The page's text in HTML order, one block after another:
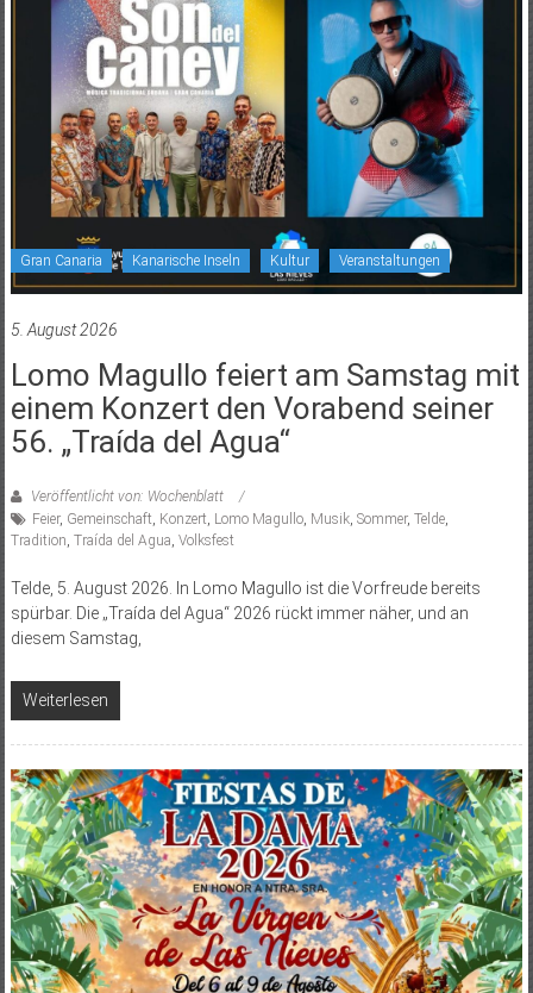
Gran Canaria Kanarische Inseln Kultur Veranstaltungen
5. August 2026
Lomo Magullo feiert am Samstag mit
einem Konzert den Vorabend seiner
56. „Traída del Agua“
Veröffentlicht von: Wochenblatt
Feier, Gemeinschaft Konzert Lomo Magullo, Musik, Sommer, Telde,
Tradition Traída del Agua Volksfest
Telde, 5. August 2026. In Lomo Magullo ist die Vorfreude bereits
spürbar. Die „Traída del Agua“ 2026 rückt immer näher, und an
diesem Samstag,
Weiterlesen